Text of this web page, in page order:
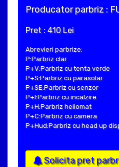
Producator parbriz :
Pret : 410 Lei
Abrevieri parbrize:
P:Parbriz clar
P+V:Parbriz cu tenta verde
P+S:Parbriz cu parasolar
P+SE:Parbriz cu senzor
P+I:Parbriz cu incalzire
P+H:Parbriz heliomat
P+C:Parbriz cu camera
P+Hud:Parbriz cu head up
Solicita pret